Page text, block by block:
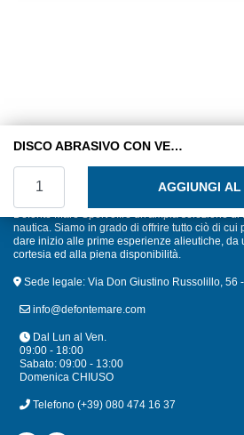
DISCO ABRASIVO CON VELCRO GR. 120
AGGIUNGI
nautica. Siamo in grado di offrire tutto ciò di cui
dare inizio alle prime esperienze alieutiche, da
cortesia ed alla piena disponibilità.
Sede legale: Via Don Giustino Russolillo, 56
info@defontemare.com
Dal Lun al Ven.
09:00 - 18:00
Sabato: 09:00 - 13:00
Domenica CHIUSO
Telefono (+39) 080 474 16 37